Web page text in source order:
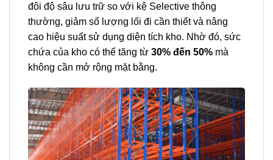
đôi độ sâu lưu trữ so với kệ Selective thông
thường, giảm số lượng lối đi cần thiết và nâng
cao hiệu suất sử dụng diện tích kho. Nhờ đó, sức
chứa của kho có thể tăng từ 30% đến 50% mà
không cần mở rộng mặt bằng.